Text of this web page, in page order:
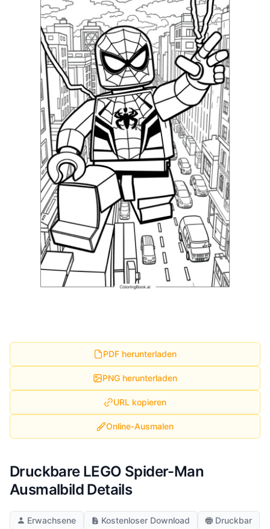
PDF herunterladen
PNG herunterladen
URL kopieren
Online-Ausmalen
Druckbare LEGO Spider-Man
Ausmalbild Details
Erwachsene Kostenloser Download Druckbar